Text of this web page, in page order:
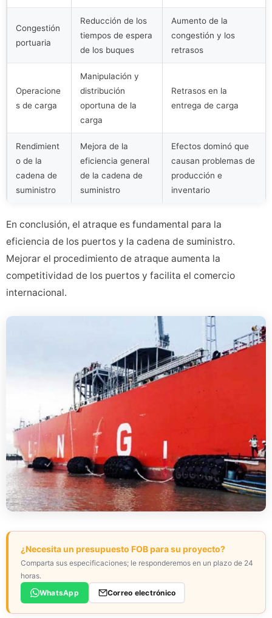
Congestión
portuaria
Reducción de los
tiempos de espera
de los buques
Aumento de la
congestión y los
retrasos
Operacione
s de carga
Manipulación y
distribución
oportuna de la
carga
Retrasos en la
entrega de carga
Rendimient
o de la
cadena de
suministro
Mejora de la
eficiencia general
de la cadena de
suministro
Efectos dominó que
causan problemas de
producción e
inventario
En conclusión, el atraque es fundamental para la
eficiencia de los puertos y la cadena de suministro.
Mejorar el procedimiento de atraque aumenta la
competitividad de los puertos y facilita el comercio
internacional.
¿Necesita un presupuesto FOB para su proyecto?
Comparta sus especificaciones; le responderemos en un plazo de 24
horas.
WhatsApp
Correo electrónico